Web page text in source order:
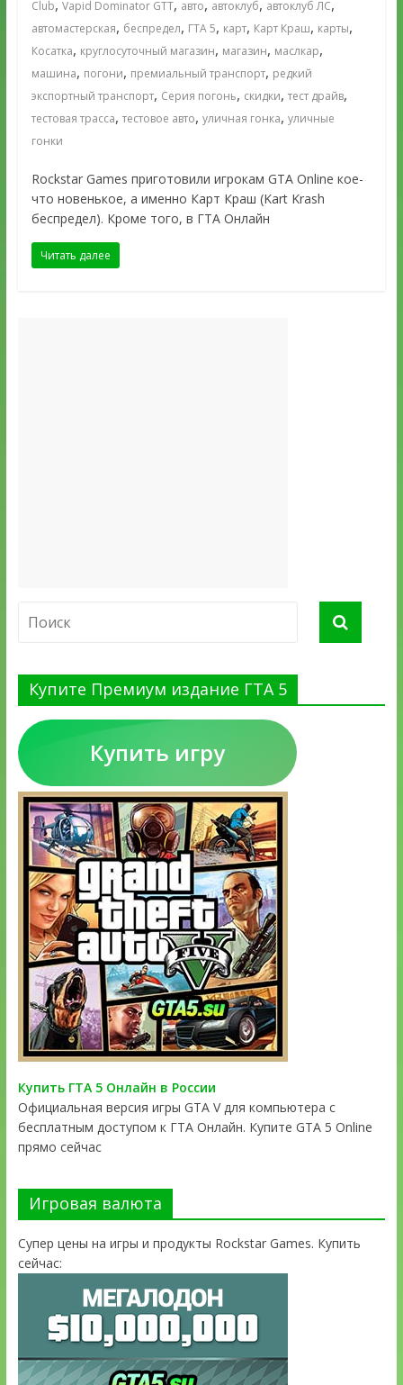
Club, Vapid Dominator GTT, авто, автоклуб, автоклуб ЛС,
автомастерская, беспредел, ГТА 5, карт, Карт Краш, карты,
Косатка, круглосуточный магазин, магазин, маслкар,
машина, погони, премиальный транспорт, редкий
экспортный транспорт, Серия погонь, скидки, тест драйв,
тестовая трасса, тестовое авто, уличная гонка, уличные
гонки
Rockstar Games приготовили игрокам GTA Online кое-
что новенькое, а именно Карт Краш (Kart Krash
беспредел). Кроме того, в ГТА Онлайн
Читать далее
Купите Премиум издание ГТА 5
Купить игру
Купить ГТА 5 Онлайн в России
Официальная версия игры GTA V для компьютера с
бесплатным доступом к ГТА Онлайн. Купите GTA 5 Online
прямо сейчас
Игровая валюта
Супер цены на игры и продукты Rockstar Games. Купить
сейчас: